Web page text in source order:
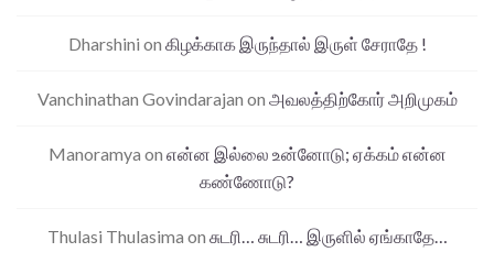
Dharshini on கிழக்காக இருந்தால் இருள் சேராதே !
Vanchinathan Govindarajan on அவலத்திற்கோர் அறிமுகம்
Manoramya on என்ன இல்லை உன்னோடு; ஏக்கம் என்ன
கண்ணோடு?
Thulasi Thulasima on சுடரி… சுடரி… இருளில் ஏங்காதே…